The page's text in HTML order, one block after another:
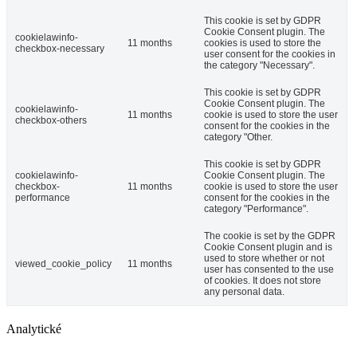
cookielawinfo-
checkbox-necessary
11 months
This cookie is set by GDPR
Cookie Consent plugin. The
cookies is used to store the
user consent for the cookies in
the category "Necessary".
cookielawinfo-
checkbox-others
11 months
This cookie is set by GDPR
Cookie Consent plugin. The
cookie is used to store the user
consent for the cookies in the
category "Other.
cookielawinfo-
checkbox-
performance
11 months
This cookie is set by GDPR
Cookie Consent plugin. The
cookie is used to store the user
consent for the cookies in the
category "Performance".
viewed_cookie_policy 11 months
The cookie is set by the GDPR
Cookie Consent plugin and is
used to store whether or not
user has consented to the use
of cookies. It does not store
any personal data.
Analytické